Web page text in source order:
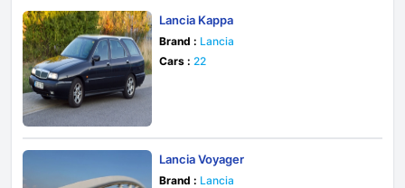
Lancia Kappa
Brand : Lancia
Cars : 22
Lancia Voyager
Brand : Lancia